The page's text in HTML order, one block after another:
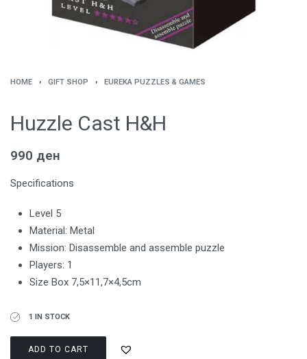
HOME › GIFT SHOP › EUREKA PUZZLES & GAMES
Huzzle Cast H&H
990 ден
Specifications
Level 5
Material: Metal
Mission: Disassemble and assemble puzzle
Players: 1
Size Box 7,5×11,7×4,5cm
1 IN STOCK
ADD TO CART